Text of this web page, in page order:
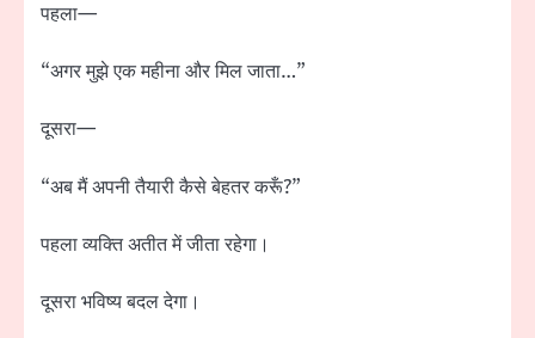
पहला—
“अगर मुझे एक महीना और मिल जाता…”
दूसरा—
“अब मैं अपनी तैयारी कैसे बेहतर करूँ?”
पहला व्यक्ति अतीत में जीता रहेगा।
दूसरा भविष्य बदल देगा।